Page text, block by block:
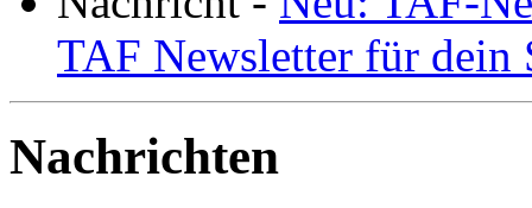
TAF Newsletter für dein
Nachrichten